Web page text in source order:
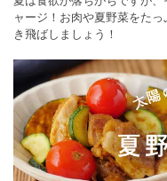
ャージ！お肉や夏野菜をた
き飛ばしましょう！